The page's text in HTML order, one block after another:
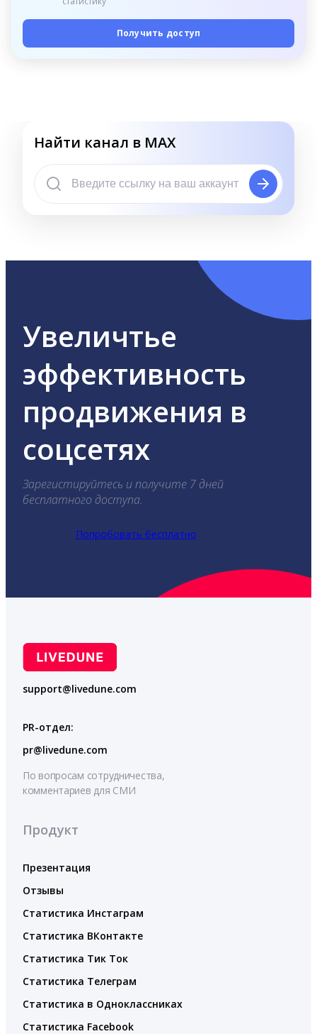
Получить доступ
Найти канал в MAX
Увеличтье
эффективность
продвижения в
соцсетях
Зарегистируйтесь и получите 7 дней
бесплатного доступа.
Попробовать бесплатно
support@livedune.com
PR-отдел:
pr@livedune.com
По вопросам сотрудничества,
комментариев для СМИ
Продукт
Презентация
Отзывы
Статистика Инстаграм
Статистика ВКонтакте
Статистика Тик Ток
Статистика Телеграм
Статистика в Одноклассниках
Статистика Facebook